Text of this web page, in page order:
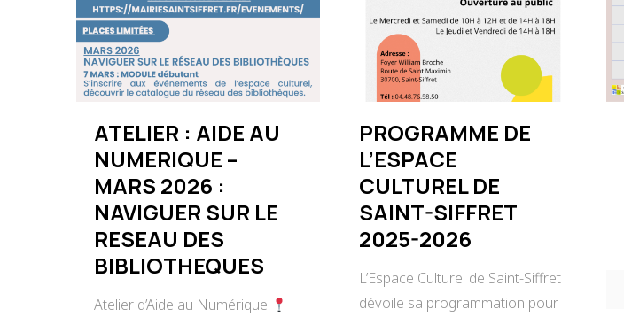
ATELIER : AIDE AU
NUMERIQUE –
MARS 2026 :
NAVIGUER SUR LE
RESEAU DES
BIBLIOTHEQUES
Atelier d’Aide au Numérique
PROGRAMME DE
L’ESPACE
CULTUREL DE
SAINT-SIFFRET
2025-2026
L’Espace Culturel de Saint-Siffret
dévoile sa programmation pour